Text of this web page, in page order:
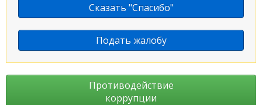
Сказать "Спасибо"
Подать жалобу
Противодействие
коррупции